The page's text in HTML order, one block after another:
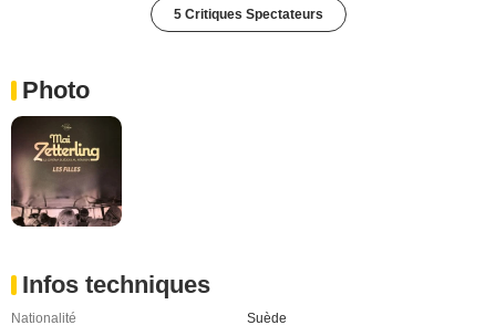
5 Critiques Spectateurs
Photo
Infos techniques
Nationalité
Suède